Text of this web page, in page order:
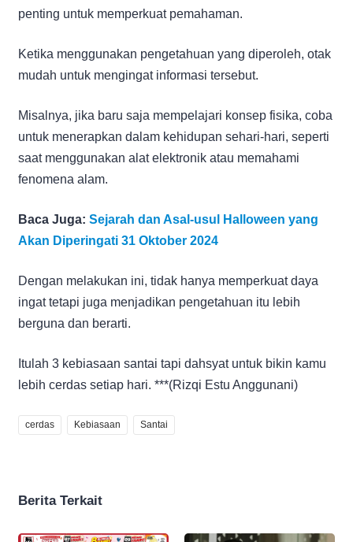
penting untuk memperkuat pemahaman.
Ketika menggunakan pengetahuan yang diperoleh, otak
mudah untuk mengingat informasi tersebut.
Misalnya, jika baru saja mempelajari konsep fisika, coba
untuk menerapkan dalam kehidupan sehari-hari, seperti
saat menggunakan alat elektronik atau memahami
fenomena alam.
Baca Juga: Sejarah dan Asal-usul Halloween yang
Akan Diperingati 31 Oktober 2024
Dengan melakukan ini, tidak hanya memperkuat daya
ingat tetapi juga menjadikan pengetahuan itu lebih
berguna dan berarti.
Itulah 3 kebiasaan santai tapi dahsyat untuk bikin kamu
lebih cerdas setiap hari. ***(Rizqi Estu Anggunani)
cerdas Kebiasaan Santai
Berita Terkait